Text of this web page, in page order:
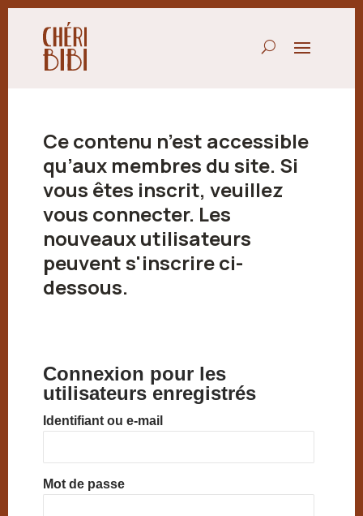
Ce contenu n’est accessible
qu’aux membres du site. Si
vous êtes inscrit, veuillez
vous connecter. Les
nouveaux utilisateurs
peuvent s'inscrire ci-
dessous.
Connexion pour les
utilisateurs enregistrés
Identifiant ou e-mail
Mot de passe